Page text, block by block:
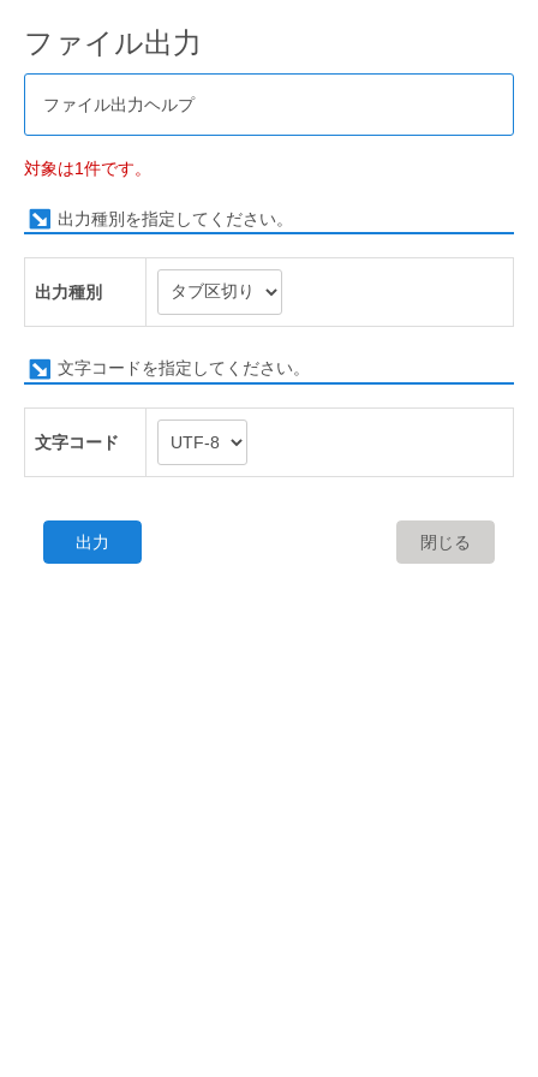
ファイル出力
ファイル出力ヘルプ
対象は1件です。
出力種別を指定してください。
出力種別
文字コードを指定してください。
文字コード